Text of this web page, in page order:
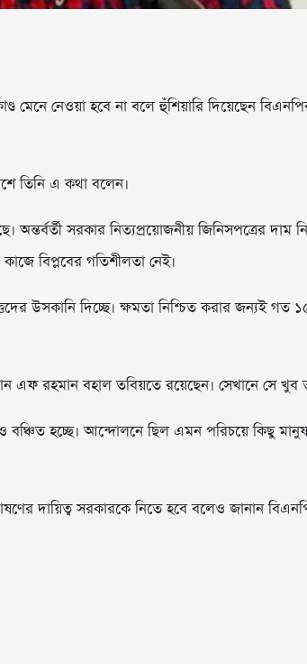
মেনে নেওয়া হবে না বলে হুঁশিয়ারি দিয়েছেন
তিনি এ কথা বলেন।
সরকার নিত্যপ্রয়োজনীয় জিনিসপত্রের দাম
বিপ্লবের গতিশীলতা নেই।
উসকানি দিচ্ছে। ক্ষমতা নিশ্চিত করার জন্যই গত
রহমান বহাল তবিয়তে রয়েছেন। সেখানে সে খুব
বঞ্চিত হচ্ছে। আন্দোলনে ছিল এমন পরিচয়ে কিছু
দায়িত্ব সরকারকে নিতে হবে বলেও জানান